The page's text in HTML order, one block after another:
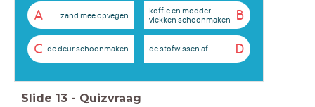
A zand mee opvegen B
koffie en modder
vlekken schoonmaken
C de deur schoonmaken D
de stofwissen af
Slide 13 - Quizvraag